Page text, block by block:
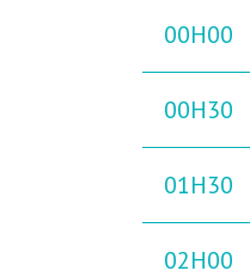
00H00
00H30
01H30
02H00